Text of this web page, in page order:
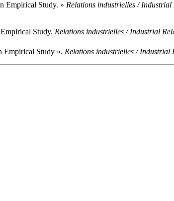
Empirical Study. » Relations industrielles / Industrial
Study. Relations industrielles / Industrial
Empirical Study ». Relations industrielles / Industrial